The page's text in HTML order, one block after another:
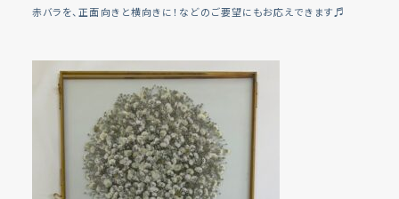
赤バラを、正面向きと横向きに！などのご要望にもお応えできます♬